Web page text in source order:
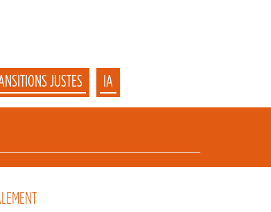
JUSTES IA